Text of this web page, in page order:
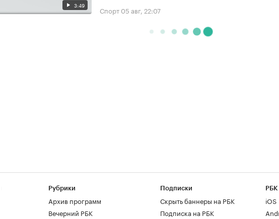
3:49 Спорт 05 авг, 22:07
Рубрики
Архив программ
Вечерний РБК
Подписки
Скрыть баннеры на РБК
Подписка на РБК
РБК
iOS